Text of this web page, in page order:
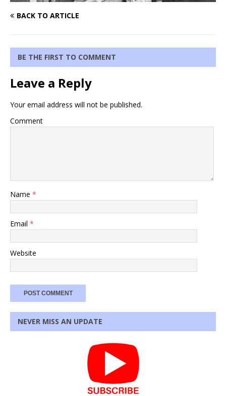
BACK TO ARTICLE
BE THE FIRST TO COMMENT
Leave a Reply
Your email address will not be published.
Comment
Name *
Email *
Website
NEVER MISS AN UPDATE